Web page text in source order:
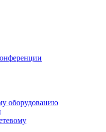
оборудованию